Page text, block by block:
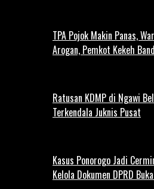
TPA Pojok Makin Panas,
Arogan, Pemkot Kekeh
Ratusan KDMP di Ngawi
Terkendala Juknis Pusat
Kasus Ponorogo Jadi
Kelola Dokumen DPRD